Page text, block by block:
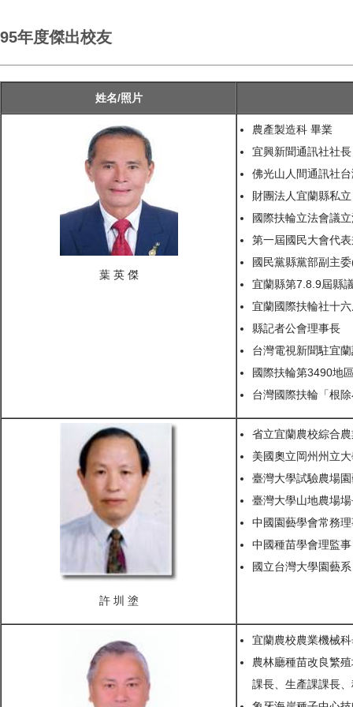
95年度傑出校友
姓名/照片
葉 英 傑
農產製造科 畢業
宜興新聞通訊社社長
佛光山人間通訊社
財團法人宜蘭縣私
國際扶輪立法會議
第一屆國民大會代
國民黨縣黨部副主
宜蘭縣第7.8.9屆縣
宜蘭國際扶輪社十
縣記者公會理事長
台灣電視新聞駐宜
國際扶輪第3490地
台灣國際扶輪「根
許 圳 塗
省立宜蘭農校綜合
美國奧立岡州州立
臺灣大學試驗農場
臺灣大學山地農場
中國園藝學會常務
中國種苗學會理監事
國立台灣大學園藝
宜蘭農校農業機械
農林廳種苗改良繁
課長、生產課課長